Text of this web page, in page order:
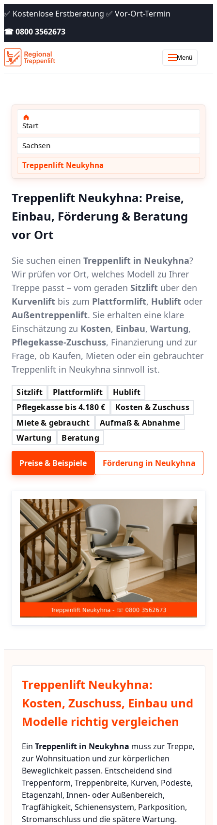
✅ Kostenlose Erstberatung ✅ Vor-Ort-Termin
☎ 0800 3562673
Menü
Start
Sachsen
Treppenlift Neukyhna
Treppenlift Neukyhna: Preise,
Einbau, Förderung & Beratung
vor Ort
Sie suchen einen Treppenlift in Neukyhna?
Wir prüfen vor Ort, welches Modell zu Ihrer
Treppe passt – vom geraden Sitzlift über den
Kurvenlift bis zum Plattformlift, Hublift oder
Außentreppenlift. Sie erhalten eine klare
Einschätzung zu Kosten, Einbau, Wartung,
Pflegekasse-Zuschuss, Finanzierung und zur
Frage, ob Kaufen, Mieten oder ein gebrauchter
Treppenlift in Neukyhna sinnvoll ist.
Sitzlift Plattformlift
Hublift
Pflegekasse bis 4.180 €
Kosten & Zuschuss
Miete & gebraucht
Aufmaß & Abnahme
Wartung
Beratung
Preise & Beispiele Förderung in Neukyhna
Treppenlift Neukyhna:
Kosten, Zuschuss, Einbau und
Modelle richtig vergleichen
Ein Treppenlift in Neukyhna muss zur Treppe,
zur Wohnsituation und zur körperlichen
Beweglichkeit passen. Entscheidend sind
Treppenform, Treppenbreite, Kurven, Podeste,
Etagenzahl, Innen- oder Außenbereich,
Tragfähigkeit, Schienensystem, Parkposition,
Stromanschluss und die spätere Wartung.